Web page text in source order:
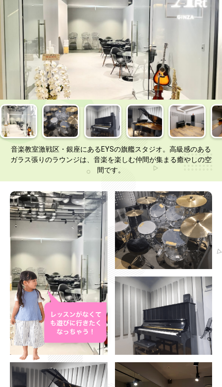
音楽教室激戦区・銀座にあるEYSの旗艦スタジオ。高級感のある
ガラス張りのラウンジは、音楽を楽しむ仲間が集まる癒やしの空
間です。